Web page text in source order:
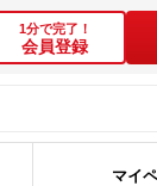
1分で完了！
会員登録
マイ